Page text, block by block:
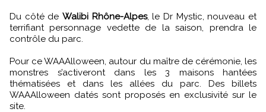
Du côté de Walibi Rhône-Alpes, le Dr Mystic, nouveau et
terrifiant personnage vedette de la saison, prendra le
contrôle du parc.
Pour ce WAAAlloween, autour du maître de cérémonie, les
monstres s’activeront dans les 3 maisons hantées
thématisées et dans les allées du parc. Des billets
WAAAlloween datés sont proposés en exclusivité sur le
site.